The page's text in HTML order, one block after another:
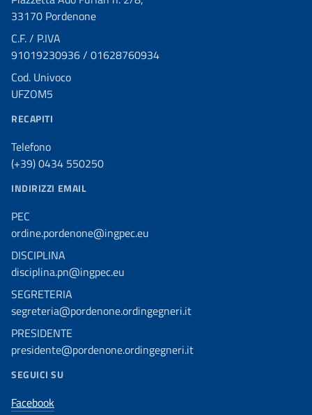
33170 Pordenone
C.F. / P.IVA
91019230936 / 01628760934
Cod. Univoco
UFZOM5
RECAPITI
Telefono
(+39) 0434 550250
INDIRIZZI EMAIL
PEC
ordine.pordenone@ingpec.eu
DISCIPLINA
disciplina.pn@ingpec.eu
SEGRETERIA
segreteria@pordenone.ordingegneri.it
PRESIDENTE
presidente@pordenone.ordingegneri.it
SEGUICI SU
Facebook